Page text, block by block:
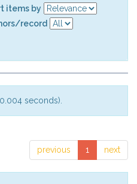
items by
record
seconds).
previous 1 next